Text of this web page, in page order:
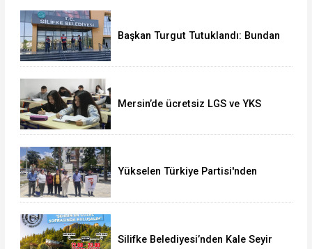
Başkan Turgut Tutuklandı: Bundan
Mersin’de ücretsiz LGS ve YKS
Yükselen Türkiye Partisi'nden
Silifke Belediyesi’nden Kale Seyir